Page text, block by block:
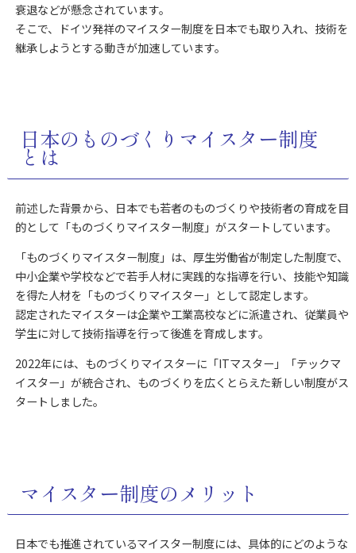
衰退などが懸念されています。
そこで、ドイツ発祥のマイスター制度を日本でも取り入れ、技術を
継承しようとする動きが加速しています。
日本のものづくりマイスター制度
とは
前述した背景から、日本でも若者のものづくりや技術者の育成を目
的として「ものづくりマイスター制度」がスタートしています。
「ものづくりマイスター制度」は、厚生労働省が制定した制度で、
中小企業や学校などで若手人材に実践的な指導を行い、技能や知識
を得た人材を「ものづくりマイスター」として認定します。
認定されたマイスターは企業や工業高校などに派遣され、従業員や
学生に対して技術指導を行って後進を育成します。
2022年には、ものづくりマイスターに「ITマスター」「テックマ
イスター」が統合され、ものづくりを広くとらえた新しい制度がス
タートしました。
マイスター制度のメリット
日本でも推進されているマイスター制度には、具体的にどのような